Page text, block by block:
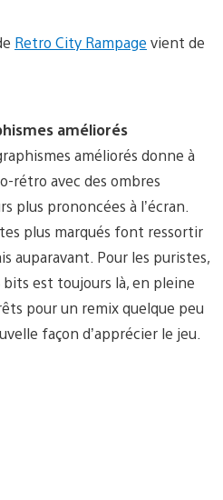
Retro City Rampage vient de
améliorés
améliorés donne à
rétro avec des ombres
plus prononcées à l’écran.
plus marqués font ressortir
auparavant. Pour les puristes,
bits est toujours là, en pleine
pour un remix quelque peu
façon d’apprécier le jeu.